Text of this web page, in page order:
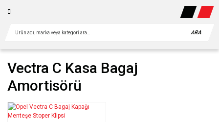
ARA
Vectra C Kasa Bagaj
Amortisörü